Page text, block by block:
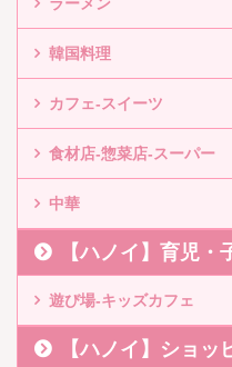
韓国料理
カフェ-スイーツ
食材店-惣菜店-スーパー
中華
【ハノイ】育児・
遊び場-キッズカフェ
【ハノイ】ショッ